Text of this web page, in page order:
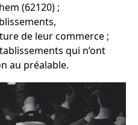
(62120) ;
de leur commerce ;
qui n’ont
au préalable.